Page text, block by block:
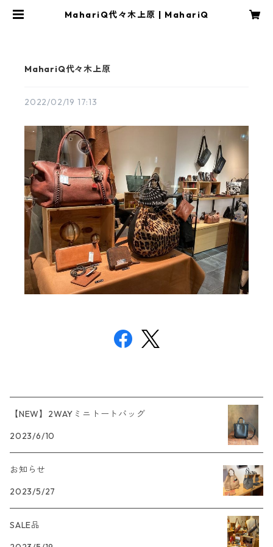
MahariQ代々木上原 | MahariQ
MahariQ代々木上原
2022/02/19 17:13
【NEW】2WAYミニトートバッグ
2023/6/10
お知らせ
2023/5/27
SALE品